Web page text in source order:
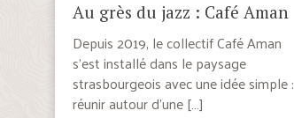
Au grès du jazz : Café Aman
Depuis 2019, le collectif Café Aman
s’est installé dans le paysage
strasbourgeois avec une idée simple :
réunir autour d’une […]